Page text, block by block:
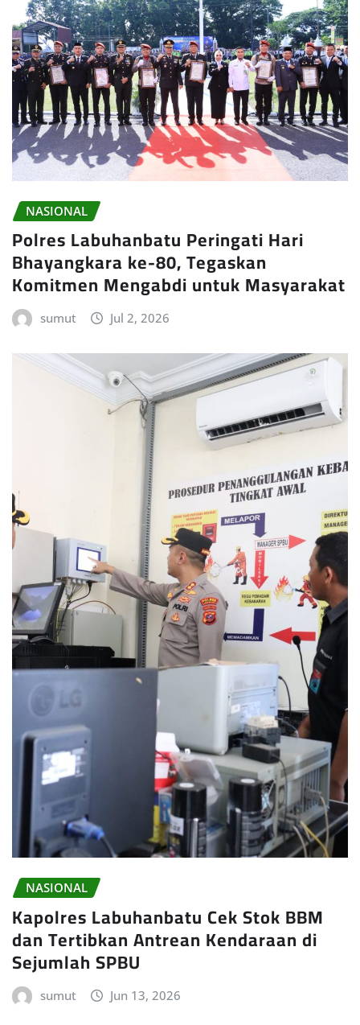
NASIONAL
Polres Labuhanbatu Peringati Hari
Bhayangkara ke-80, Tegaskan
Komitmen Mengabdi untuk Masyarakat
sumut Jul 2, 2026
NASIONAL
Kapolres Labuhanbatu Cek Stok BBM
dan Tertibkan Antrean Kendaraan di
Sejumlah SPBU
sumut Jun 13, 2026